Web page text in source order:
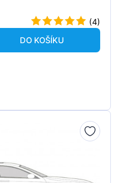
(4)
DO KOŠÍKU